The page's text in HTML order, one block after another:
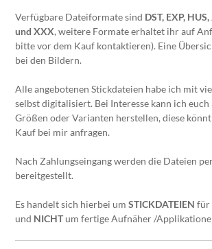
Verfügbare Dateiformate sind DST, EXP,
und XXX, weitere Formate erhaltet ihr auf
bitte vor dem Kauf kontaktieren). Eine
bei den Bildern.
Alle angebotenen Stickdateien habe ich mit
selbst digitalisiert. Bei Interesse kann ich euch
Größen oder Varianten herstellen, diese
Kauf bei mir anfragen.
Nach Zahlungseingang werden die Dateien
bereitgestellt.
Es handelt sich hierbei umSTICKDATEIENfür
und NICHTum fertige Aufnäher /